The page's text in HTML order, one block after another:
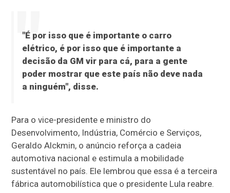
"É por isso que é importante o carro
elétrico, é por isso que é importante a
decisão da GM vir para cá, para a gente
poder mostrar que este país não deve nada
a ninguém", disse.
Para o vice-presidente e ministro do
Desenvolvimento, Indústria, Comércio e Serviços,
Geraldo Alckmin, o anúncio reforça a cadeia
automotiva nacional e estimula a mobilidade
sustentável no país. Ele lembrou que essa é a terceira
fábrica automobilística que o presidente Lula reabre.